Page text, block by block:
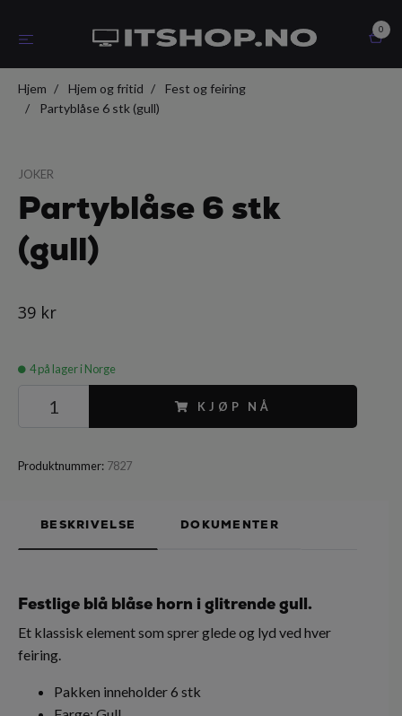
0
Hjem Hjem og fritid
Fest og feiring
Partyblåse 6 stk (gull)
JOKER
Partyblåse 6 stk
(gull)
39 kr
4på lager i Norge
KJØP NÅ
Produktnummer: 7827
BESKRIVELSE DOKUMENTER
Festlige blå blåse horn i glitrende gull.
Et klassisk element som sprer glede og lyd ved hver
feiring.
Pakken inneholder 6 stk